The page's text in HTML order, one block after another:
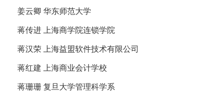
姜云卿 华东师范大学
蒋传进 上海商学院连锁学院
蒋汉荣 上海益盟软件技术有限公司
蒋红建 上海商业会计学校
蒋珊珊 复旦大学管理科学系